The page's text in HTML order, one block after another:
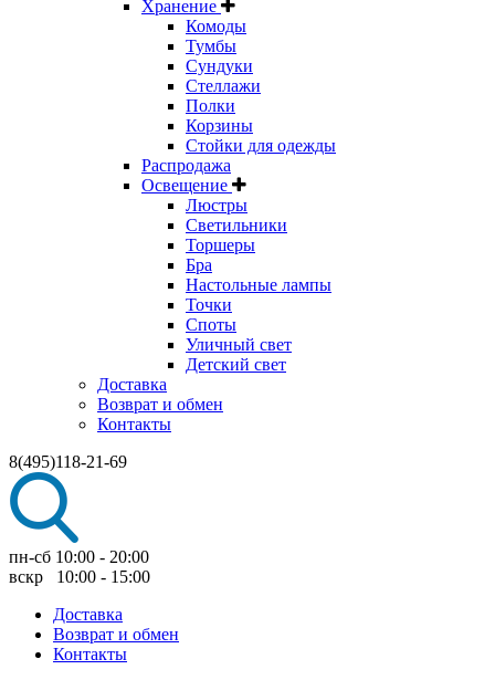
Хранение
Комоды
Тумбы
Сундуки
Стеллажи
Полки
Корзины
Стойки для одежды
Распродажа
Освещение
Люстры
Светильники
Торшеры
Бра
Настольные лампы
Точки
Споты
Уличный свет
Детский свет
Доставка
Возврат и обмен
Контакты
8(495)118-21-69
пн-сб 10:00 - 20:00
вскр 10:00 - 15:00
Доставка
Возврат и обмен
Контакты